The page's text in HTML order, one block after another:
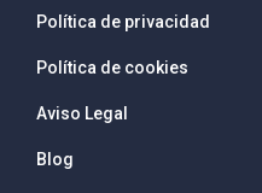
Política de privacidad
Política de cookies
Aviso Legal
Blog